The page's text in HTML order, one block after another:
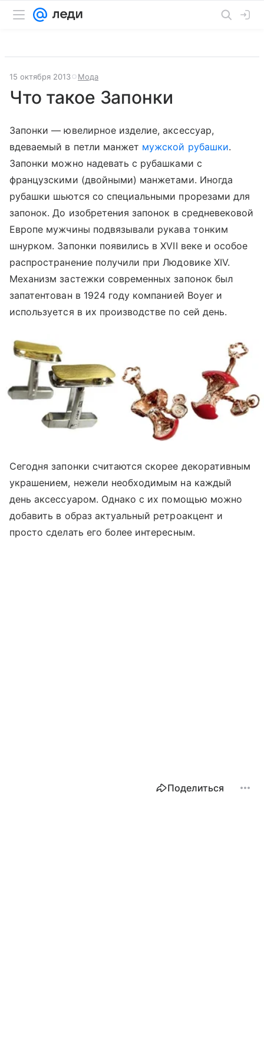
15 октября 2013 Мода
Что такое Запонки
Запонки — ювелирное изделие, аксессуар,
вдеваемый в петли манжет мужской рубашки.
Запонки можно надевать с рубашками с
французскими (двойными) манжетами. Иногда
рубашки шьются со специальными прорезами для
запонок. До изобретения запонок в средневековой
Европе мужчины подвязывали рукава тонким
шнурком. Запонки появились в XVII веке и особое
распространение получили при Людовике XIV.
Механизм застежки современных запонок был
запатентован в 1924 году компанией Boyer и
используется в их производстве по сей день.
Сегодня запонки считаются скорее декоративным
украшением, нежели необходимым на каждый
день аксессуаром. Однако с их помощью можно
добавить в образ актуальный ретроакцент и
просто сделать его более интересным.
Поделиться